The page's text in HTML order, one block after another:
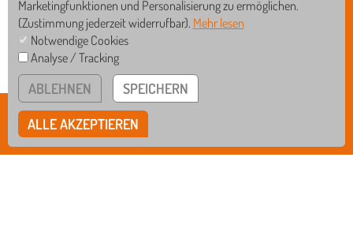
BISCHOF-SPROLL-BILDUNGSZENTRUM
Rißegger Straße 108 • 88400 Biberach
Marketingfunktionen und Personalisierung zu ermöglichen.
(Zustimmung jederzeit widerrufbar). Mehr lesen
Notwendige Cookies
Analyse / Tracking
ABLEHNEN SPEICHERN
ALLE AKZEPTIEREN